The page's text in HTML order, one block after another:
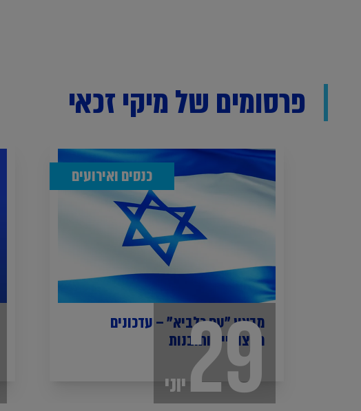
פרסומים של מיקי זכאי
29יוני
כנסים ואירועים
מבצע "עם כלביא" – עדכונים
מקצועיים ותובנות